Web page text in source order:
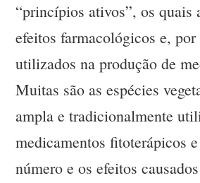
“princípios ativos”, os quais
efeitos farmacológicos e, por
utilizados na produção de
Muitas são as espécies
ampla e tradicionalmente
medicamentos fitoterápicos
número e os efeitos